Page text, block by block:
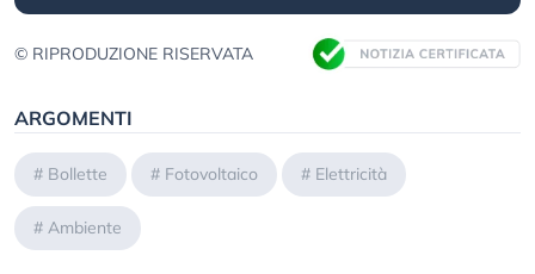
© RIPRODUZIONE RISERVATA
ARGOMENTI
# Bollette # Fotovoltaico # Elettricità
# Ambiente